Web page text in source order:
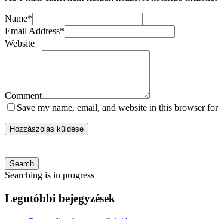
Name*
Email Address*
Website
Comment
Save my name, email, and website in this browser
Search
Searching is in progress
Legutóbbi bejegyzések